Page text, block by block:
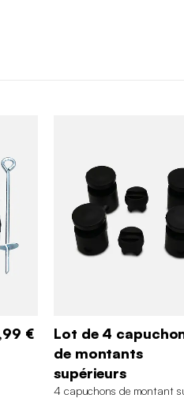
€
Lot de 4
de montants
supérieurs
4 capuchons de montant